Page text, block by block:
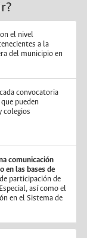
el nivel
a la
del municipio en
convocatoria
pueden
colegios
comunicación
las bases de
participación de
así como el
en el Sistema de